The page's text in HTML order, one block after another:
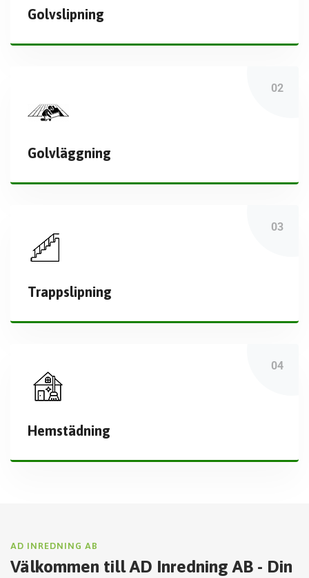
Golvslipning
Golvläggning
Trappslipning
Hemstädning
AD INREDNING AB
Välkommen till AD Inredning AB - Din